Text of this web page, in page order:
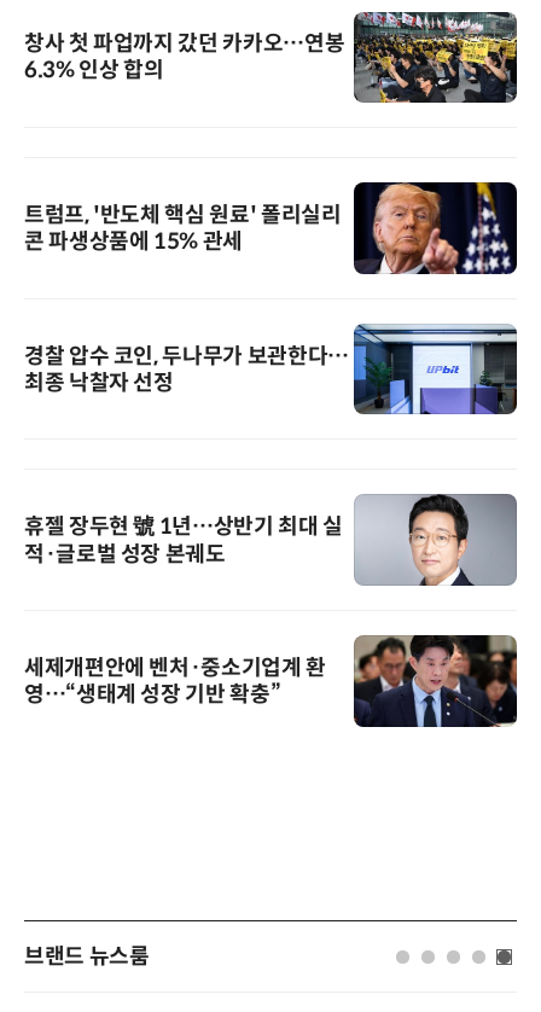
창사 첫 파업까지 갔던 카카오…연봉
6.3% 인상 합의
트럼프, '반도체 핵심 원료' 폴리실리
콘 파생상품에 15% 관세
경찰 압수 코인, 두나무가 보관한다…
최종 낙찰자 선정
휴젤 장두현 號 1년…상반기 최대 실
적·글로벌 성장 본궤도
세제개편안에 벤처·중소기업계 환
영…“생태계 성장 기반 확충”
브랜드 뉴스룸